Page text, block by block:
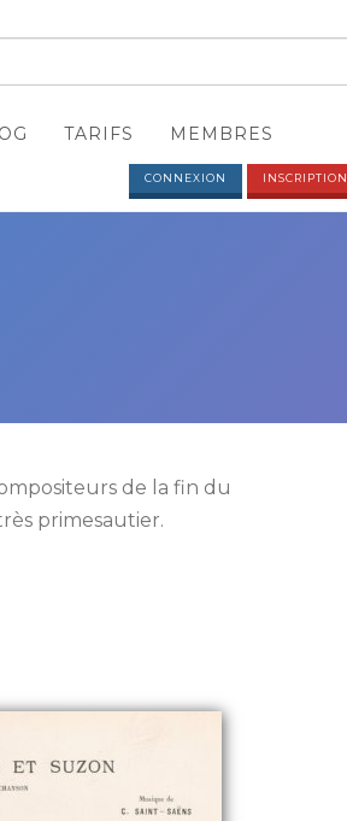
TARIFS MEMBRES
CONNEXION INSCRIPTION
de la fin du
primesautier.